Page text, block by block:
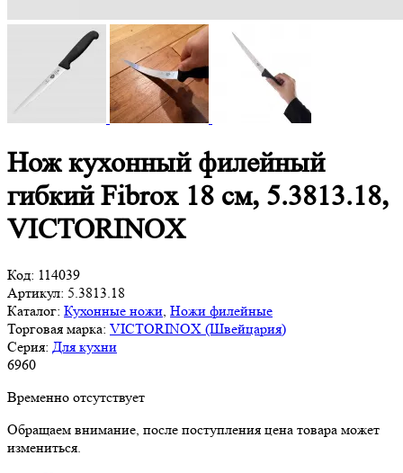
Нож кухонный филейный
гибкий Fibrox 18 см, 5.3813.18,
VICTORINOX
Код: 114039
Артикул: 5.3813.18
Каталог: Кухонные ножи Ножи филейные
Торговая марка: VICTORINOX (Швейцария)
Серия: Для кухни
6960
Временно отсутствует
Обращаем внимание, после поступления цена товара может
измениться.